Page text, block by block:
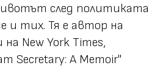
след политиката
и тих. Тя е автор на
New York Times,
Secretary: A Memoir"